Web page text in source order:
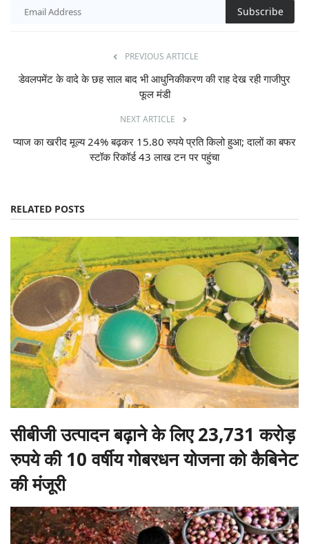
Subscribe
PREVIOUS ARTICLE
डेवलपमेंट के वादे के छह साल बाद भी आधुनिकीकरण की राह देख रही गाजीपुर
फूल मंडी
NEXT ARTICLE
प्याज का खरीद मूल्य 24% बढ़कर 15.80 रुपये प्रति किलो हुआ; दालों का बफर
स्टॉक रिकॉर्ड 43 लाख टन पर पहुंचा
RELATED POSTS
सीबीजी उत्पादन बढ़ाने के लिए 23,731 करोड़
रुपये की 10 वर्षीय गोबरधन योजना को कैबिनेट
की मंजूरी